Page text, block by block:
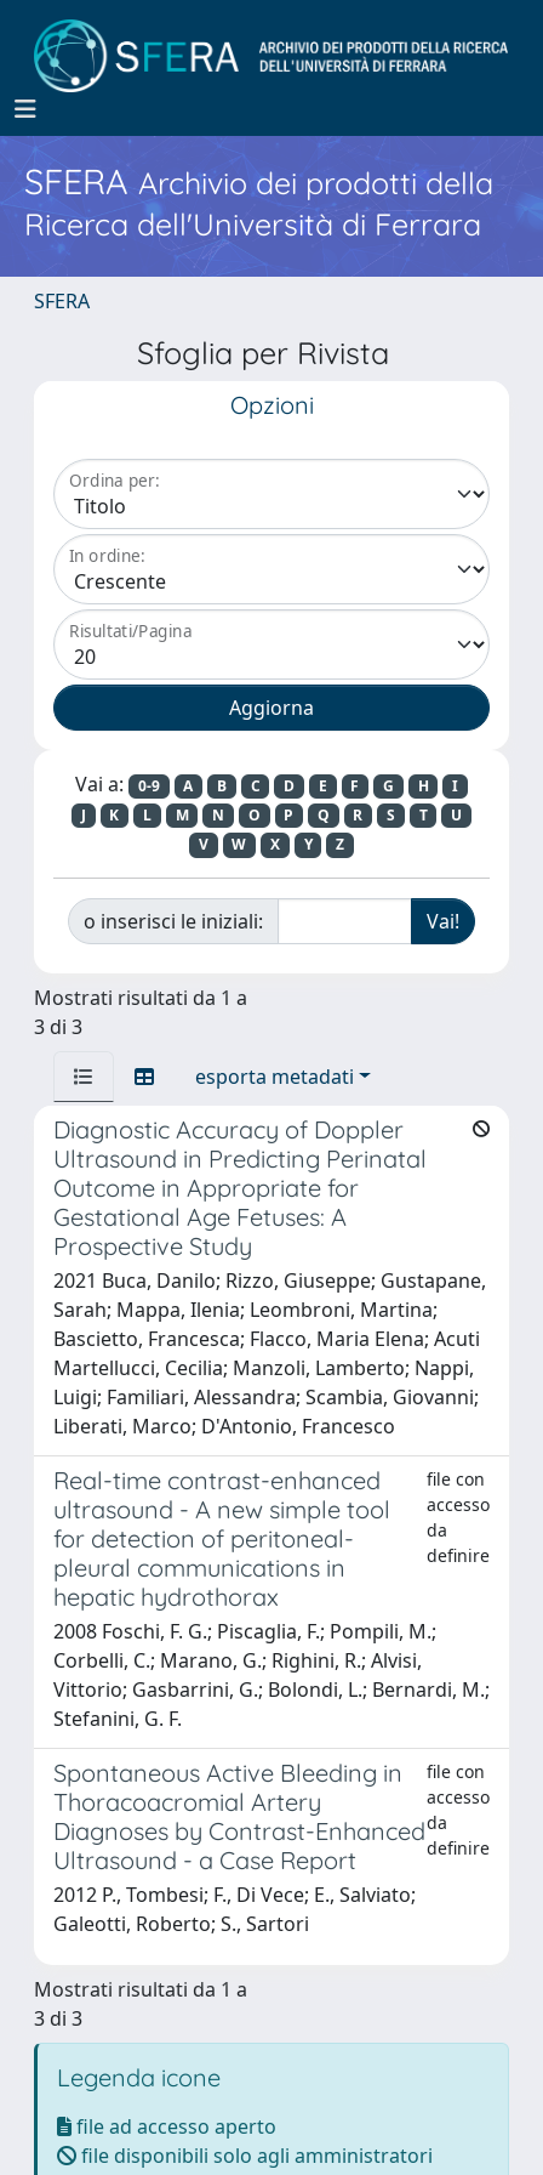
SFERA Archivio dei prodotti della
Ricerca dell'Università di Ferrara
SFERA
Sfoglia per Rivista
Opzioni
Ordina per:
In ordine:
Risultati/Pagina
Vai a: 0-9 A B C D E F G H
I
J
K L M N O P Q R S T
U
V
W X Y Z
o inserisci le iniziali:
Mostrati risultati da 1 a
3 di 3
esporta metadati
Diagnostic Accuracy of Doppler
Ultrasound in Predicting Perinatal
Outcome in Appropriate for
Gestational Age Fetuses: A
Prospective Study
2021 Buca, Danilo; Rizzo, Giuseppe; Gustapane,
Sarah; Mappa, Ilenia; Leombroni, Martina;
Bascietto, Francesca; Flacco, Maria Elena; Acuti
Martellucci, Cecilia; Manzoli, Lamberto; Nappi,
Luigi; Familiari, Alessandra; Scambia, Giovanni;
Liberati, Marco; D'Antonio, Francesco
Real-time contrast-enhanced
ultrasound - A new simple tool
for detection of peritoneal-
pleural communications in
hepatic hydrothorax
file con
accesso
da
definire
2008 Foschi, F. G.; Piscaglia, F.; Pompili, M.;
Corbelli, C.; Marano, G.; Righini, R.; Alvisi,
Vittorio; Gasbarrini, G.; Bolondi, L.; Bernardi, M.;
Stefanini, G. F.
Spontaneous Active Bleeding in
Thoracoacromial Artery
Diagnoses by Contrast-Enhanced
Ultrasound - a Case Report
file con
accesso
da
definire
2012 P., Tombesi; F., Di Vece; E., Salviato;
Galeotti, Roberto; S., Sartori
Mostrati risultati da 1 a
3 di 3
Legenda icone
file ad accesso aperto
file disponibili solo agli amministratori